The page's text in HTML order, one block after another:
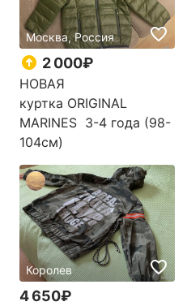
Москва, Россия
2 000₽
НОВАЯ
куртка ORIGINAL
MARINES 3-4 года (98-
104см)
Королев
4 650₽